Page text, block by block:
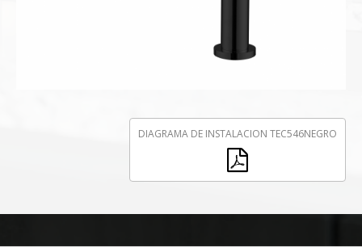
DIAGRAMA DE INSTALACION TEC546NEGRO